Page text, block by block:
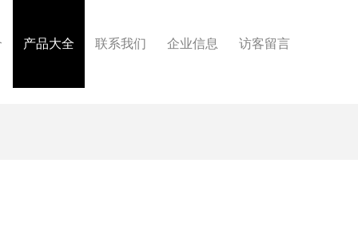
产品大全 联系我们 企业信息 访客留言